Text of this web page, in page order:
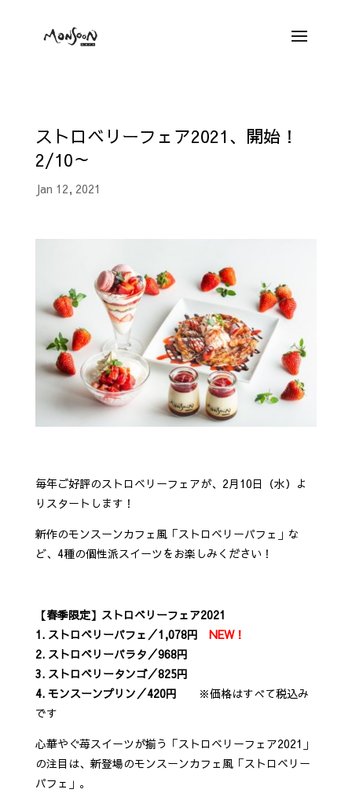
ストロベリーフェア2021、開始！
2/10～
Jan 12, 2021
毎年ご好評のストロベリーフェアが、2月10日（水）よ
りスタートします！
新作のモンスーンカフェ風「ストロベリーパフェ」な
ど、4種の個性派スイーツをお楽しみください！
【春季限定】ストロベリーフェア2021
1. ストロベリーパフェ／1,078円 NEW！
2. ストロベリーパラタ／968円
3. ストロベリータンゴ／825円
4. モンスーンプリン／420円 ※価格はすべて税込み
です
心華やぐ苺スイーツが揃う「ストロベリーフェア2021」
の注目は、新登場のモンスーンカフェ風「ストロベリー
パフェ」。